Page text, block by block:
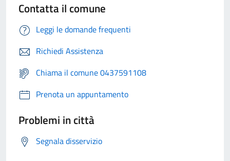
Contatta il comune
Leggi le domande frequenti
Richiedi Assistenza
Chiama il comune 0437591108
Prenota un appuntamento
Problemi in città
Segnala disservizio